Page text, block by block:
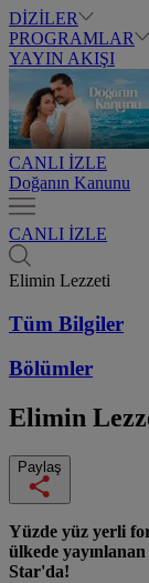
DİZİLER
PROGRAMLAR
YAYIN AKIŞI
CANLI İZLE
Doğanın Kanunu
CANLI İZLE
Elimin Lezzeti
Tüm Bilgiler
Bölümler
Elimin
Paylaş
Yüzde yüz yerli
ülkede
Star'da!